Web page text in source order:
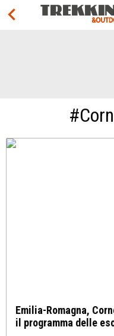
Emilia-Romagna,
il programma delle